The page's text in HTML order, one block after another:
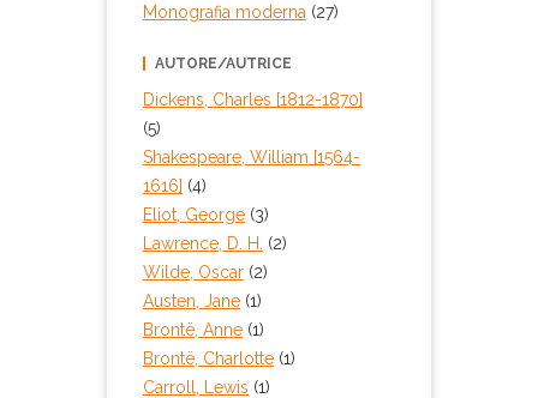
Monografia moderna (27)
AUTORE/AUTRICE
Dickens, Charles [1812-1870]
(5)
Shakespeare, William [1564-
1616] (4)
Eliot, George (3)
Lawrence, D. H.
(2)
Wilde, Oscar (2)
Austen, Jane (1)
Brontë, Anne (1)
Brontë, Charlotte (1)
Carroll, Lewis (1)